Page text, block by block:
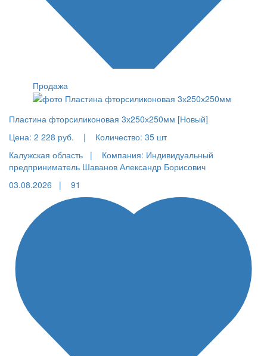
Продажа
Пластина фторсиликоновая 3х250х250мм [Новый]
Цена: 2 228 руб. | Количество: 35 шт
Калужская область |
Компания: Индивидуальный
предприниматель Шаванов Александр Борисович
03.08.2026 |
91